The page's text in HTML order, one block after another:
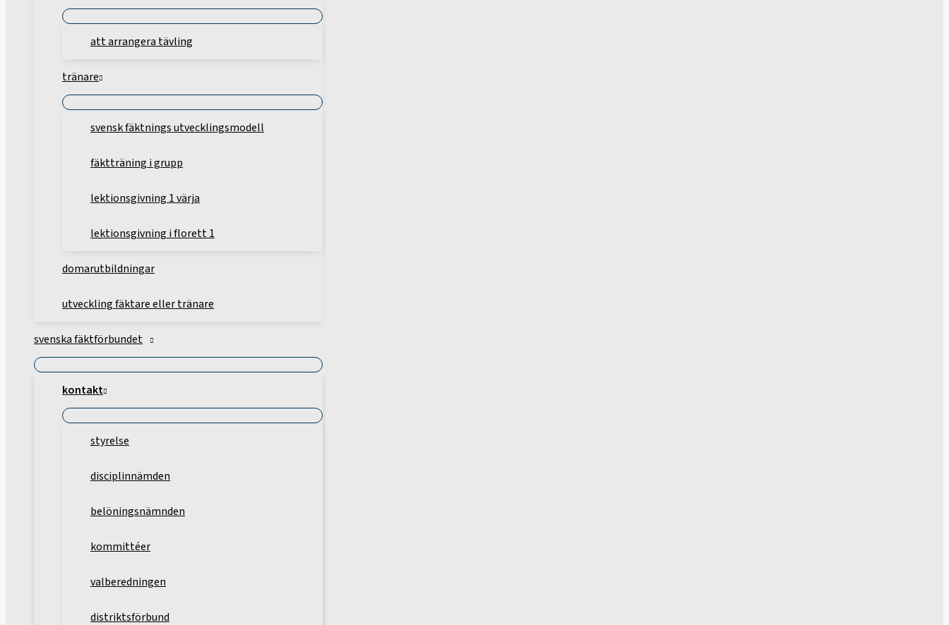
att arrangera tävling
tränare
svensk fäktnings utvecklingsmodell
fäktträning i grupp
lektionsgivning 1 värja
lektionsgivning i florett 1
domarutbildningar
utveckling fäktare eller tränare
svenska fäktförbundet
kontakt
styrelse
disciplinnämden
belöningsnämnden
kommittéer
valberedningen
distriktsförbund